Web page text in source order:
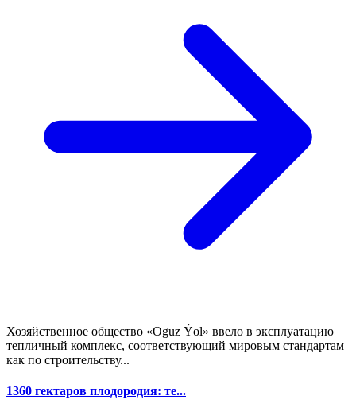
Хозяйственное общество «Oguz Ýol» ввело в эксплуатацию
тепличный комплекс, соответствующий мировым стандартам
как по строительству...
1360 гектаров плодородия: те...